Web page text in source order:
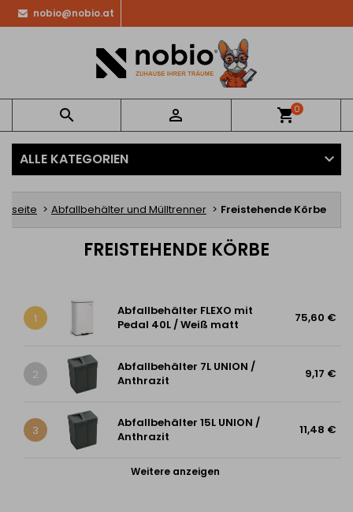
nobio@nobio.at
  shopping_cart0
ALLE KATEGORIEN
Abfallbehälter und Mülltrenner Freistehende Körbe
FREISTEHENDE KÖRBE
1
Abfallbehälter FLEXO mit
Pedal 40L / Weiß matt
75,60 €
2
Abfallbehälter 7L UNION /
Anthrazit
9,17 €
3
Abfallbehälter 15L UNION /
Anthrazit
11,48 €
Weitere anzeigen